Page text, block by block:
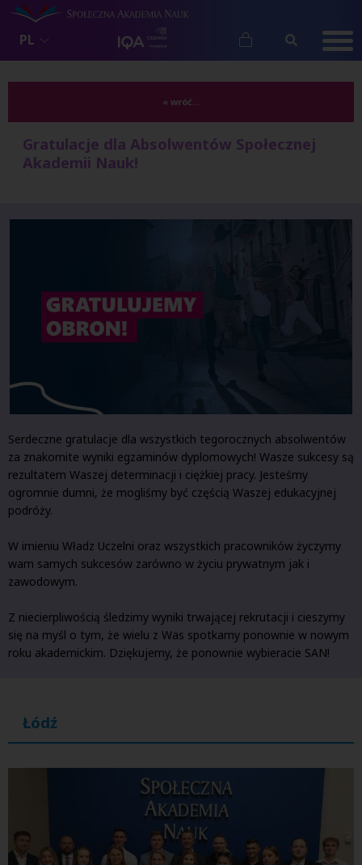
PL
« wróć...
Gratulacje dla Absolwentów Społecznej
Akademii Nauk!
Serdeczne gratulacje dla wszystkich tegorocznych absolwentów
za znakomite wyniki egzaminów dyplomowych! Wasze sukcesy są
rezultatem Waszej determinacji i ciężkiej pracy. Jesteśmy
ogromnie dumni, że mogliśmy być częścią Waszej edukacyjnej
podróży.
W imieniu Władz Uczelni oraz wszystkich pracowników życzymy
wam samych sukcesów zarówno w życiu prywatnym jak i
zawodowym.
Z niecierpliwością śledzimy wyniki trwającej rekrutacji i cieszymy
się na myśl o tym, że wielu z Was spotkamy ponownie w nowym
roku akademickim. Dziękujemy, że ponownie wybieracie SAN!
Łódź